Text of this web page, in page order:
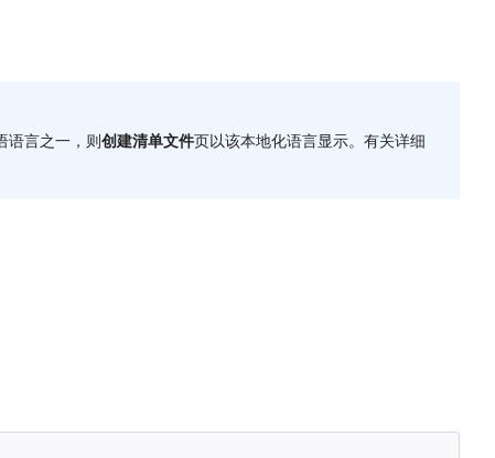
语言之一，则创建清单文件页以该本地化语言显示。有关详细